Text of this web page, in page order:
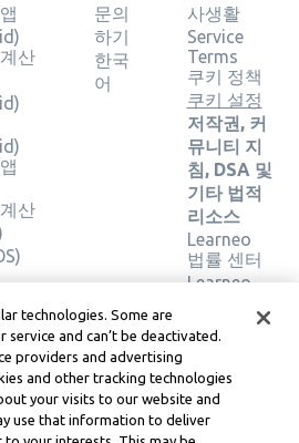
산
산
문의
하기
한국
어
사생활
Service
Terms
쿠키 정책
쿠키 설정
저작권, 커
뮤니티 지
침, DSA 및
기타 법적
리소스
Learneo
법률 센터
Learneo
a Learneo, Inc. business
Inc. 2024
technologies. Some are
service and can’t be deactivated.
providers and advertising
and other tracking technologies
your visits to our website and
use that information to deliver